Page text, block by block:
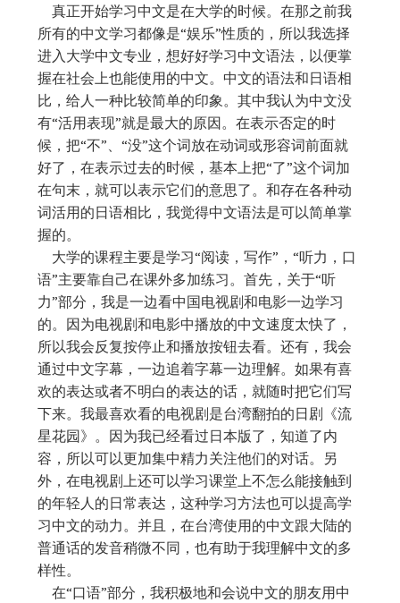
真正开始学习中文是在大学的时候。在那之前我
所有的中文学习都像是“娱乐”性质的，所以我选择
进入大学中文专业，想好好学习中文语法，以便掌
握在社会上也能使用的中文。中文的语法和日语相
比，给人一种比较简单的印象。其中我认为中文没
有“活用表现”就是最大的原因。在表示否定的时
候，把“不”、“没”这个词放在动词或形容词前面就
好了，在表示过去的时候，基本上把“了”这个词加
在句末，就可以表示它们的意思了。和存在各种动
词活用的日语相比，我觉得中文语法是可以简单掌
握的。
大学的课程主要是学习“阅读，写作”，“听力，口
语”主要靠自己在课外多加练习。首先，关于“听
力”部分，我是一边看中国电视剧和电影一边学习
的。因为电视剧和电影中播放的中文速度太快了，
所以我会反复按停止和播放按钮去看。还有，我会
通过中文字幕，一边追着字幕一边理解。如果有喜
欢的表达或者不明白的表达的话，就随时把它们写
下来。我最喜欢看的电视剧是台湾翻拍的日剧《流
星花园》。因为我已经看过日本版了，知道了内
容，所以可以更加集中精力关注他们的对话。另
外，在电视剧上还可以学习课堂上不怎么能接触到
的年轻人的日常表达，这种学习方法也可以提高学
习中文的动力。并且，在台湾使用的中文跟大陆的
普通话的发音稍微不同，也有助于我理解中文的多
样性。
在“口语”部分，我积极地和会说中文的朋友用中